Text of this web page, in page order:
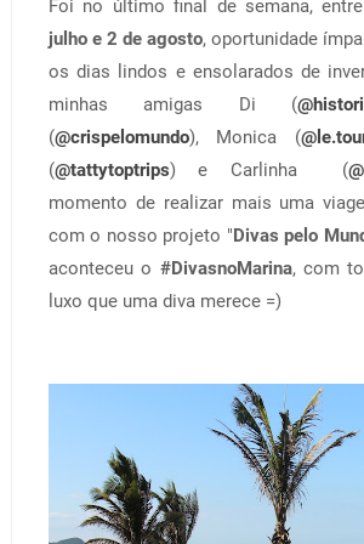
Foi no último final de semana,
julho e 2 de agosto, oportunidade
os dias lindos e ensolarados de
minhas amigas Di (
(@crispelomundo), Monica (
(@tattytoptrips) e Carlinha (
momento de realizar mais uma
com o nosso projeto "Divas pelo
aconteceu o #DivasnoMarina, com
luxo que uma diva merece =)